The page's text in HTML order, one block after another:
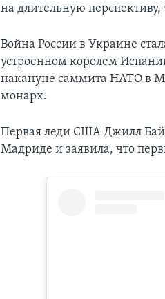
на длительную
Война России в Украине
устроенном королем
накануне саммита НАТО в
монарх.
Первая леди США Джилл
Мадриде и заявила, что